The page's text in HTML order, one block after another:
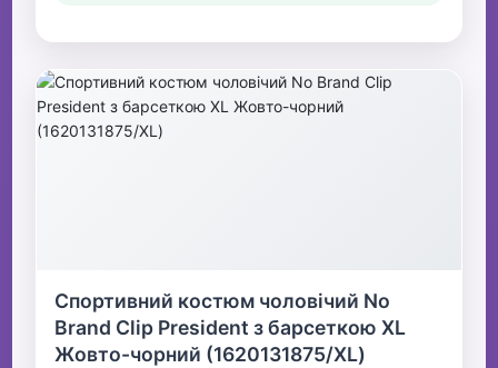
Спортивний костюм чоловічий No
Brand Clip President з барсеткою XL
Жовто-чорний (1620131875/XL)